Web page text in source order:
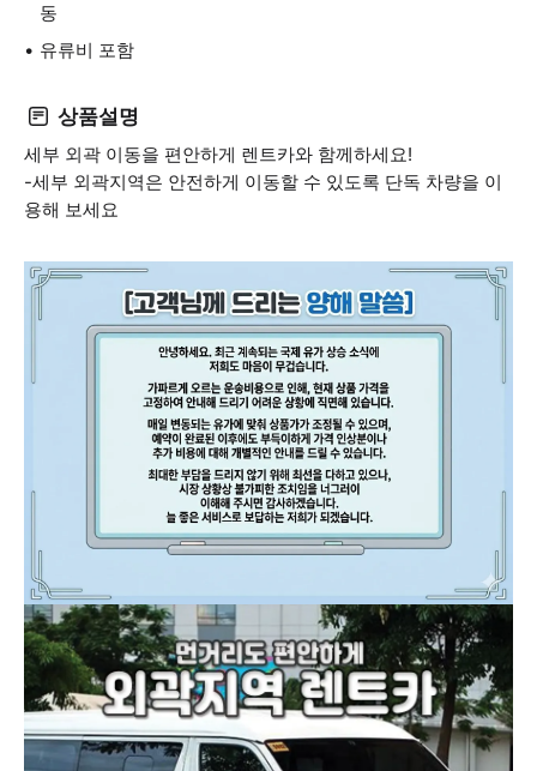
동
유류비 포함
상품설명
세부 외곽 이동을 편안하게 렌트카와 함께하세요!
-세부 외곽지역은 안전하게 이동할 수 있도록 단독 차량을 이
용해 보세요